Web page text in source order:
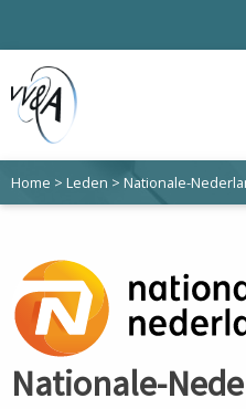
Home > Leden > Nationale-
Nationale-